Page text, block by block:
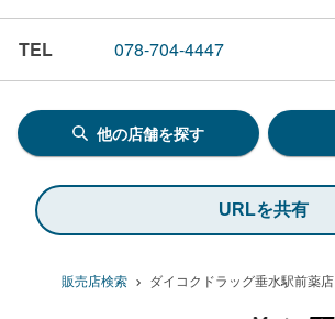
販売店検索 ダイコクドラッグ垂水駅前薬店
TEL 078-704-4447
他の店舗を探す
URLを共有